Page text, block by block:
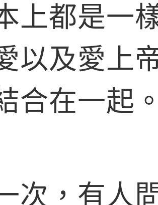
上都是一
以及愛上
合在一起
次，有人